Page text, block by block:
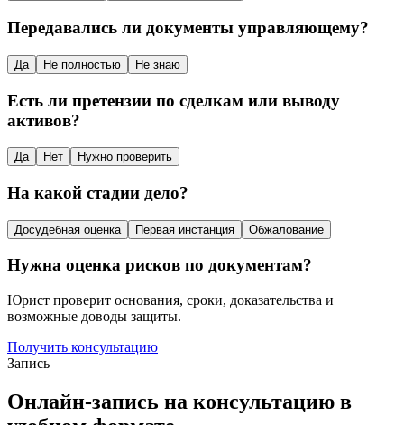
Передавались ли документы управляющему?
Да Не полностью Не знаю
Есть ли претензии по сделкам или выводу
активов?
Да Нет Нужно проверить
На какой стадии дело?
Досудебная оценка Первая инстанция Обжалование
Нужна оценка рисков по документам?
Юрист проверит основания, сроки, доказательства и
возможные доводы защиты.
Получить консультацию
Запись
Онлайн-запись на консультацию в